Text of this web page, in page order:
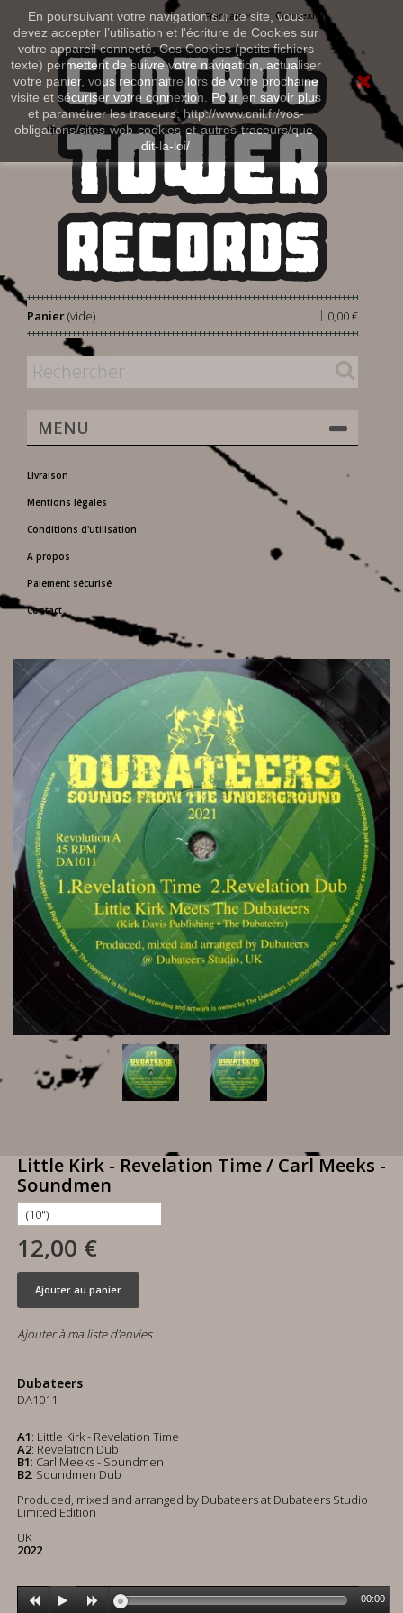
En poursuivant votre navigation sur ce site, vous
devez accepter l’utilisation et l'écriture de Cookies sur
votre appareil connecté. Ces Cookies (petits fichiers
texte) permettent de suivre votre navigation, actualiser
votre panier, vous reconnaitre lors de votre prochaine
visite et sécuriser votre connexion. Pour en savoir plus
et paramétrer les traceurs: http://www.cnil.fr/vos-
obligations/sites-web-cookies-et-autres-traceurs/que-
dit-la-loi/
Connexion
Français
Panier 0,00 €
|
(vide)
MENU
Livraison
Mentions légales
Conditions d'utilisation
A propos
Paiement sécurisé
Contact
Little Kirk - Revelation Time / Carl Meeks -
Soundmen
12,00 €
Ajouter au panier
Ajouter à ma liste d'envies
Dubateers
DA1011
A1: Little Kirk - Revelation Time
A2: Revelation Dub
B1: Carl Meeks - Soundmen
B2: Soundmen Dub
Produced, mixed and arranged by Dubateers at Dubateers Studio
Limited Edition
UK
2022
00:00